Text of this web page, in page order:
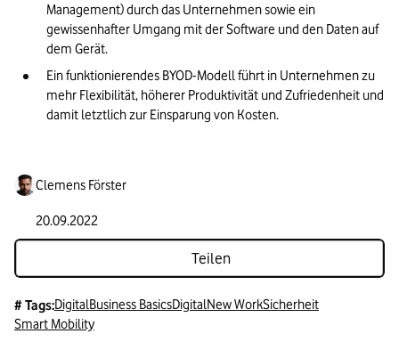
Management) durch das Unternehmen sowie ein
gewissenhafter Umgang mit der Software und den Daten auf
dem Gerät.
Ein funktionierendes BYOD-Modell führt in Unternehmen zu
mehr Flexibilität, höherer Produktivität und Zufriedenheit und
damit letztlich zur Einsparung von Kosten.
Clemens Förster
20.09.2022
Teilen
# Tags:DigitalBusiness BasicsDigitalNew WorkSicherheit
Smart Mobility